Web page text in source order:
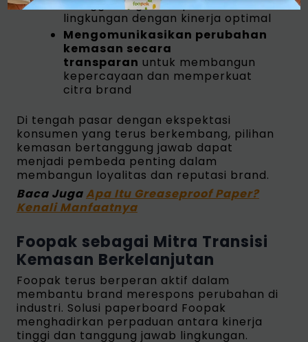
menggabungkan aspek ramah
lingkungan dengan kinerja optimal
Mengomunikasikan perubahan
kemasan secara
transparan untuk membangun
kepercayaan dan memperkuat
citra brand
Di tengah pasar dengan ekspektasi
konsumen yang terus berkembang, pilihan
kemasan bertanggung jawab dapat
menjadi pembeda penting dalam
membangun loyalitas dan reputasi brand.
Baca JugaApa Itu Greaseproof Paper?
Kenali Manfaatnya
Foopak sebagai Mitra Transisi
Kemasan Berkelanjutan
Foopak terus berperan aktif dalam
membantu brand merespons perubahan di
industri. Solusi paperboard Foopak
menghadirkan perpaduan antara kinerja
tinggi dan tanggung jawab lingkungan.